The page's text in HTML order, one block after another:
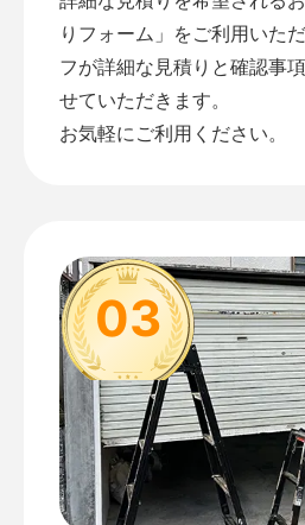
りフォーム 」をご利用いた
フが詳細な見積りと確認事
せていただきます。
お気軽にご利用ください。
03